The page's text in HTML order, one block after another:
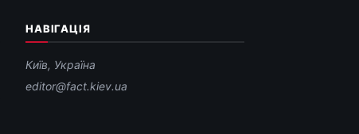
НАВІГАЦІЯ
Київ, Україна
editor@fact.kiev.ua